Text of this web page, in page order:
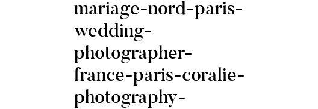
mariage-nord-paris-
wedding-
photographer-
france-paris-coralie-
photography-